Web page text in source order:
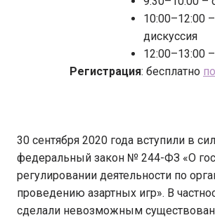
10:00–12:00
дискуссия
12:00–13:00
Регистрация: бесплатно
30 сентября 2020 года вступили в
федеральный закон № 244-ФЗ «О
регулировании деятельности по
проведению азартных игр». В
сделали невозможным